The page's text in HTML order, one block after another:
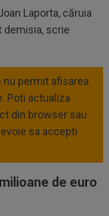
Laporta, căruia
demisia, scrie
permit afisarea
Poti actualiza
din browser sau
sa accepti
de euro